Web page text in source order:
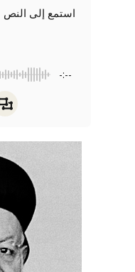
استمع إلى النص
-:--